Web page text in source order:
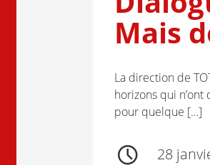
Mais
La direction de
horizons qui
pour quelque […]
28